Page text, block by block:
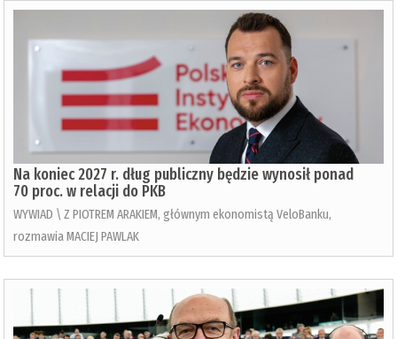
Na koniec 2027 r. dług publiczny będzie wynosił ponad
70 proc. w relacji do PKB
WYWIAD \ Z PIOTREM ARAKIEM, głównym ekonomistą VeloBanku,
rozmawia MACIEJ PAWLAK